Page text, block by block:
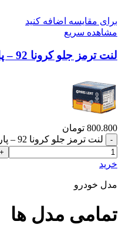
برای مقایسه اضافه کنید
مشاهده سریع
لنت ترمز جلو کرونا 92 – پارس سبز
800.800 تومان
لنت ترمز جلو کرونا 92 – پارس سبز عدد
خرید
مدل خودرو
تمامی مدل ها